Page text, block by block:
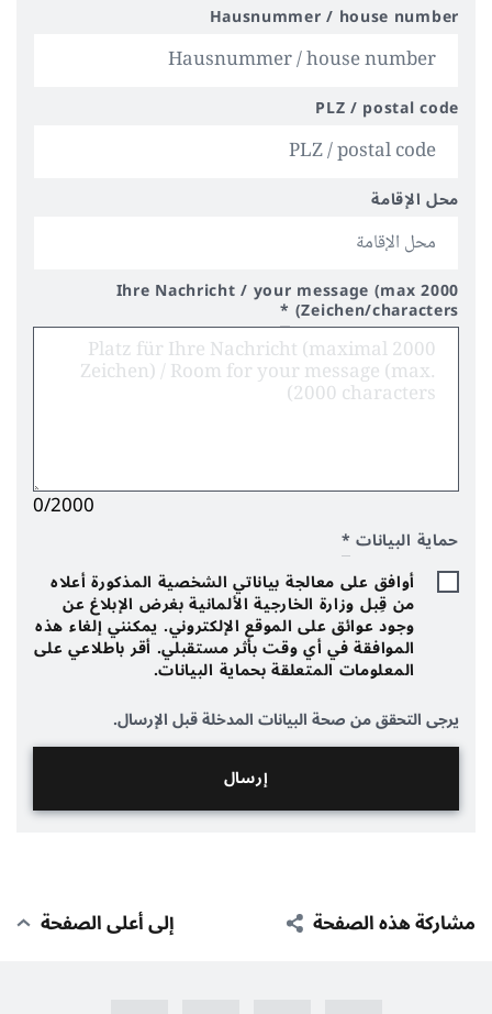
Hausnummer / house number
PLZ / postal code
محل الإقامة
Ihre Nachricht / your message (max 2000
Zeichen/characters)
*
0/2000
حماية البيانات *
أوافق على معالجة بياناتي الشخصية المذكورة أعلاه
من قِبل وزارة الخارجية الألمانية بغرض الإبلاغ عن
وجود عوائق على الموقع الإلكتروني. يمكنني إلغاء هذه
الموافقة في أي وقت بأثر مستقبلي. أقر باطلاعي على
المعلومات المتعلقة بحماية البيانات.
يرجى التحقق من صحة البيانات المدخلة قبل الإرسال.
مشاركة هذه الصفحة إلى أعلى الصفحة